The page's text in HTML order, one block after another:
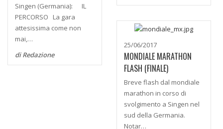
Singen (Germania): IL
PERCORSO La gara
attesissima come non
mai,…
di Redazione
25/06/2017
MONDIALE MARATHON
FLASH (FINALE)
Breve flash dal mondiale
marathon in corso di
svolgimento a Singen nel
sud della Germania.
Notar…